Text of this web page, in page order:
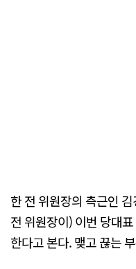
한 전 위원장의 측근인
전 위원장이) 이번 당대
한다고 본다. 맺고 끊는